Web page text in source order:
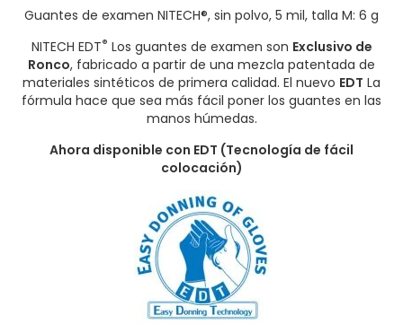
Guantes de examen NITECH®, sin polvo, 5 mil, talla M: 6 g
NITECH EDT® Los guantes de examen son Exclusivo de
Ronco, fabricado a partir de una mezcla patentada de
materiales sintéticos de primera calidad. El nuevo EDT La
fórmula hace que sea más fácil poner los guantes en las
manos húmedas.
Ahora disponible con EDT (Tecnología de fácil
colocación)